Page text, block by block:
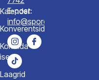
Kalender
Konverentsid
Korralda
ise
Laagrid
E-post:
info@spordiakadeemia.ee